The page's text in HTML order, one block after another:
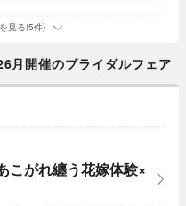
見る(5件)
開催のブライダルフェア
こがれ纏う花嫁体験×